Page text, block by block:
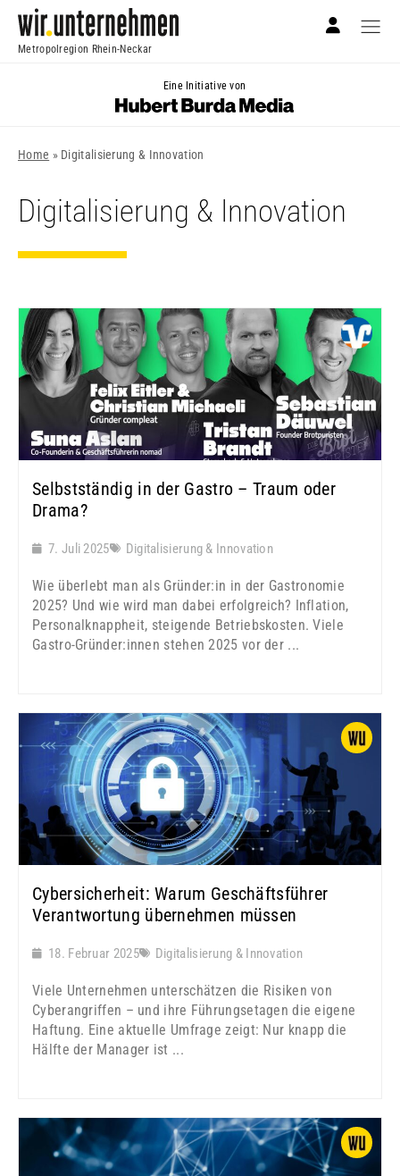
Metropolregion Rhein-Neckar
Eine Initiative von
Home » Digitalisierung & Innovation
Digitalisierung & Innovation
Selbstständig in der Gastro – Traum oder
Drama?
7. Juli 2025 Digitalisierung & Innovation
Wie überlebt man als Gründer:in in der Gastronomie
2025? Und wie wird man dabei erfolgreich? Inflation,
Personalknappheit, steigende Betriebskosten. Viele
Gastro-Gründer:innen stehen 2025 vor der ...
Cybersicherheit: Warum Geschäftsführer
Verantwortung übernehmen müssen
18. Februar 2025 Digitalisierung & Innovation
Viele Unternehmen unterschätzen die Risiken von
Cyberangriffen – und ihre Führungsetagen die eigene
Haftung. Eine aktuelle Umfrage zeigt: Nur knapp die
Hälfte der Manager ist ...